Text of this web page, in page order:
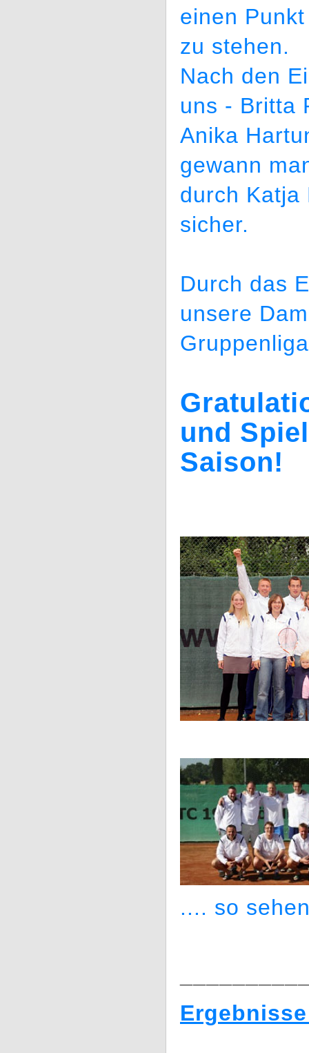
einen
zu stehen.
Nach den
uns - Britta
Anika
gewann
durch Katja
sicher.
Durch das
unsere
und
Saison!
.... so